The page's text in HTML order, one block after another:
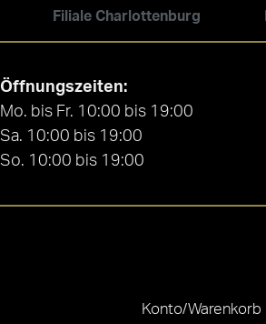
Filiale Charlottenburg
Öffnungszeiten:
Mo. bis Fr. 10:00 bis 19:00
Sa. 10:00 bis 19:00
So. 10:00 bis 19:00
Konto/Warenkorb